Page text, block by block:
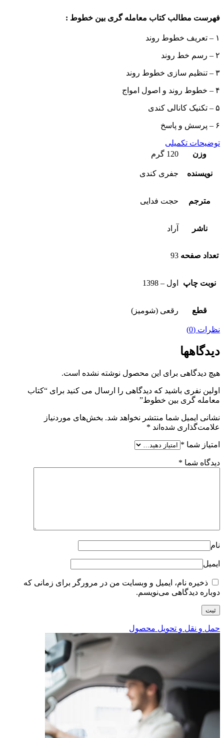
فهرست مطالب کتاب معامله گری بین خطوط :
۱ – تعریف خطوط روند
۲ – رسم خط روند
۳ – تنظیم سازی خطوط روند
۴ – خطوط روند و اصول امواج
۵ – تکنیک کانالی کندی
۶ – پرسش و پاسخ
توضیحات تکمیلی
وزن
120 گرم
نویسنده جفری كندی
مترجم حجت فدايی
ناشر آراد
تعداد صفحه 93
نوبت چاپ اول – 1398
قطع رقعی (شومیز)
نظرات (0)
دیدگاهها
هیچ دیدگاهی برای این محصول نوشته نشده است.
اولین نفری باشید که دیدگاهی را ارسال می کنید برای “کتاب
معامله گری بین خطوط”
نشانی ایمیل شما منتشر نخواهد شد. بخش‌های موردنیاز
علامت‌گذاری شده‌اند *
امتیاز شما *
دیدگاه شما *
نام
ایمیل
ذخیره نام، ایمیل و وبسایت من در مرورگر برای زمانی که
دوباره دیدگاهی می‌نویسم.
حمل و نقل و تحویل محصول